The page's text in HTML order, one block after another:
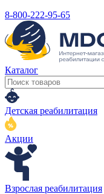
8-800-222-95-65
Каталог
Детская реабилитация
Акции
Взрослая реабилитация